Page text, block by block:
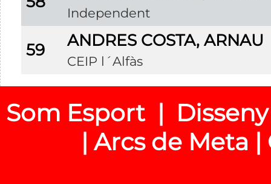
Independent
59 ANDRES COSTA, ARNAU
CEIP l´Alfàs
Som Esport |
| Arcs de Meta